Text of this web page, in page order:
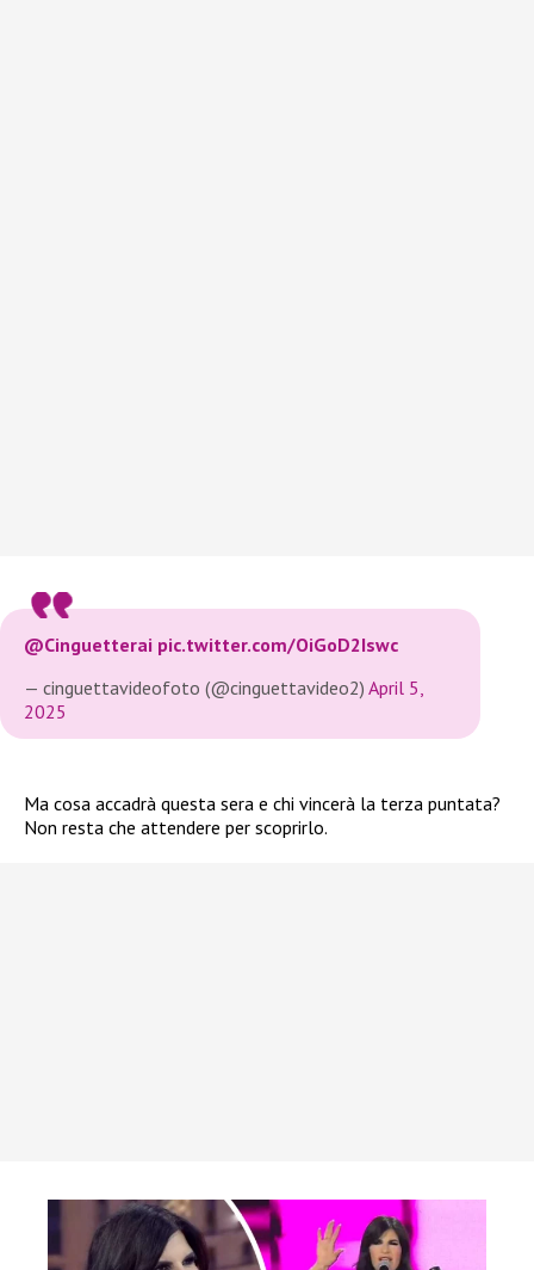
@Cinguetterai pic.twitter.com/OiGoD2Iswc
— cinguettavideofoto (@cinguettavideo2) April 5,
2025
Ma cosa accadrà questa sera e chi vincerà la terza puntata?
Non resta che attendere per scoprirlo.